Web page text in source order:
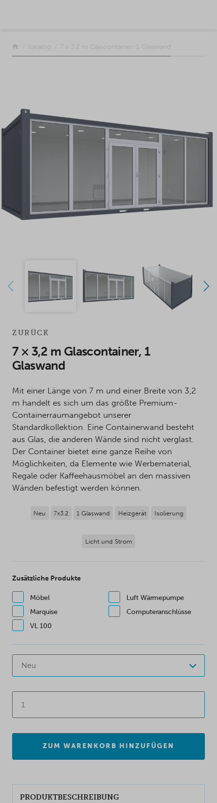
Zurück
Katalog 7 x 3,2 m Glascontainer, 1 Glaswand
ZURÜCK
7 × 3,2 m Glascontainer, 1
Glaswand
Mit einer Länge von 7 m und einer Breite von 3,2
m handelt es sich um das größte Premium-
Containerraumangebot unserer
Standardkollektion. Eine Containerwand besteht
aus Glas, die anderen Wände sind nicht verglast.
Der Container bietet eine ganze Reihe von
Möglichkeiten, da Elemente wie Werbematerial,
Regale oder Kaffeehausmöbel an den massiven
Wänden befestigt werden können.
Neu 7x3.2 1 Glaswand Heizgerät Isolierung
Licht und Strom
Zusätzliche Produkte
Möbel
Luft Wärmepumpe
Marquise
Computeranschlüsse
VL 100
Neu
ZUM WARENKORB HINZUFÜGEN
PRODUKTBESCHREIBUNG